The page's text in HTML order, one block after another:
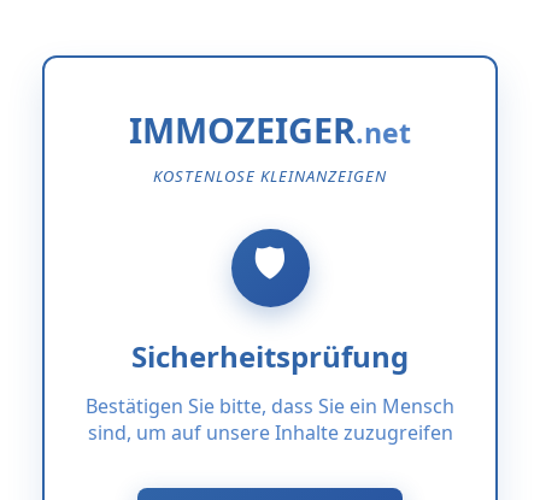
IMMOZEIGER
KOSTENLOSE KLEINANZEIGEN
Sicherheitsprüfung
Bestätigen Sie bitte, dass Sie ein Mensch
sind, um auf unsere Inhalte zuzugreifen